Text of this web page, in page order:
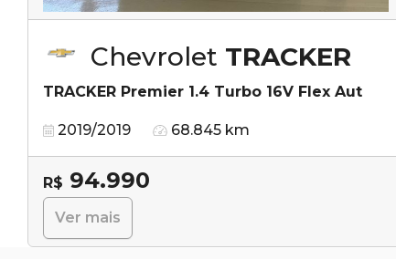
Chevrolet TRACKER
TRACKER Premier 1.4 Turbo 16V Flex Aut
2019/2019 68.845 km
R$ 94.990
Ver mais